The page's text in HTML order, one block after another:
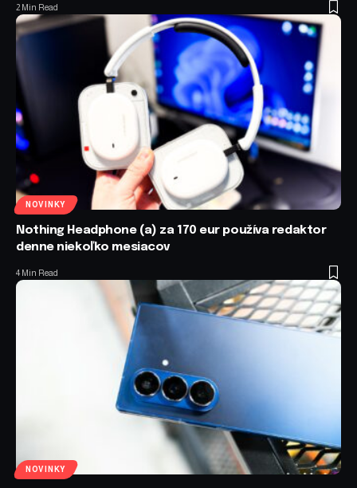
2 Min Read
NOVINKY
Nothing Headphone (a) za 170 eur používa redaktor
denne niekoľko mesiacov
4 Min Read
NOVINKY